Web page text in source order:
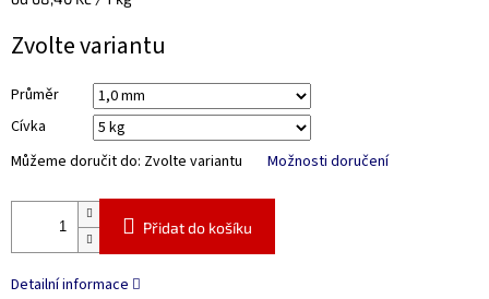
Zvolte variantu
Průměr
Cívka
Můžeme doručit do: Zvolte variantu Možnosti doručení
Přidat do košíku
Detailní informace